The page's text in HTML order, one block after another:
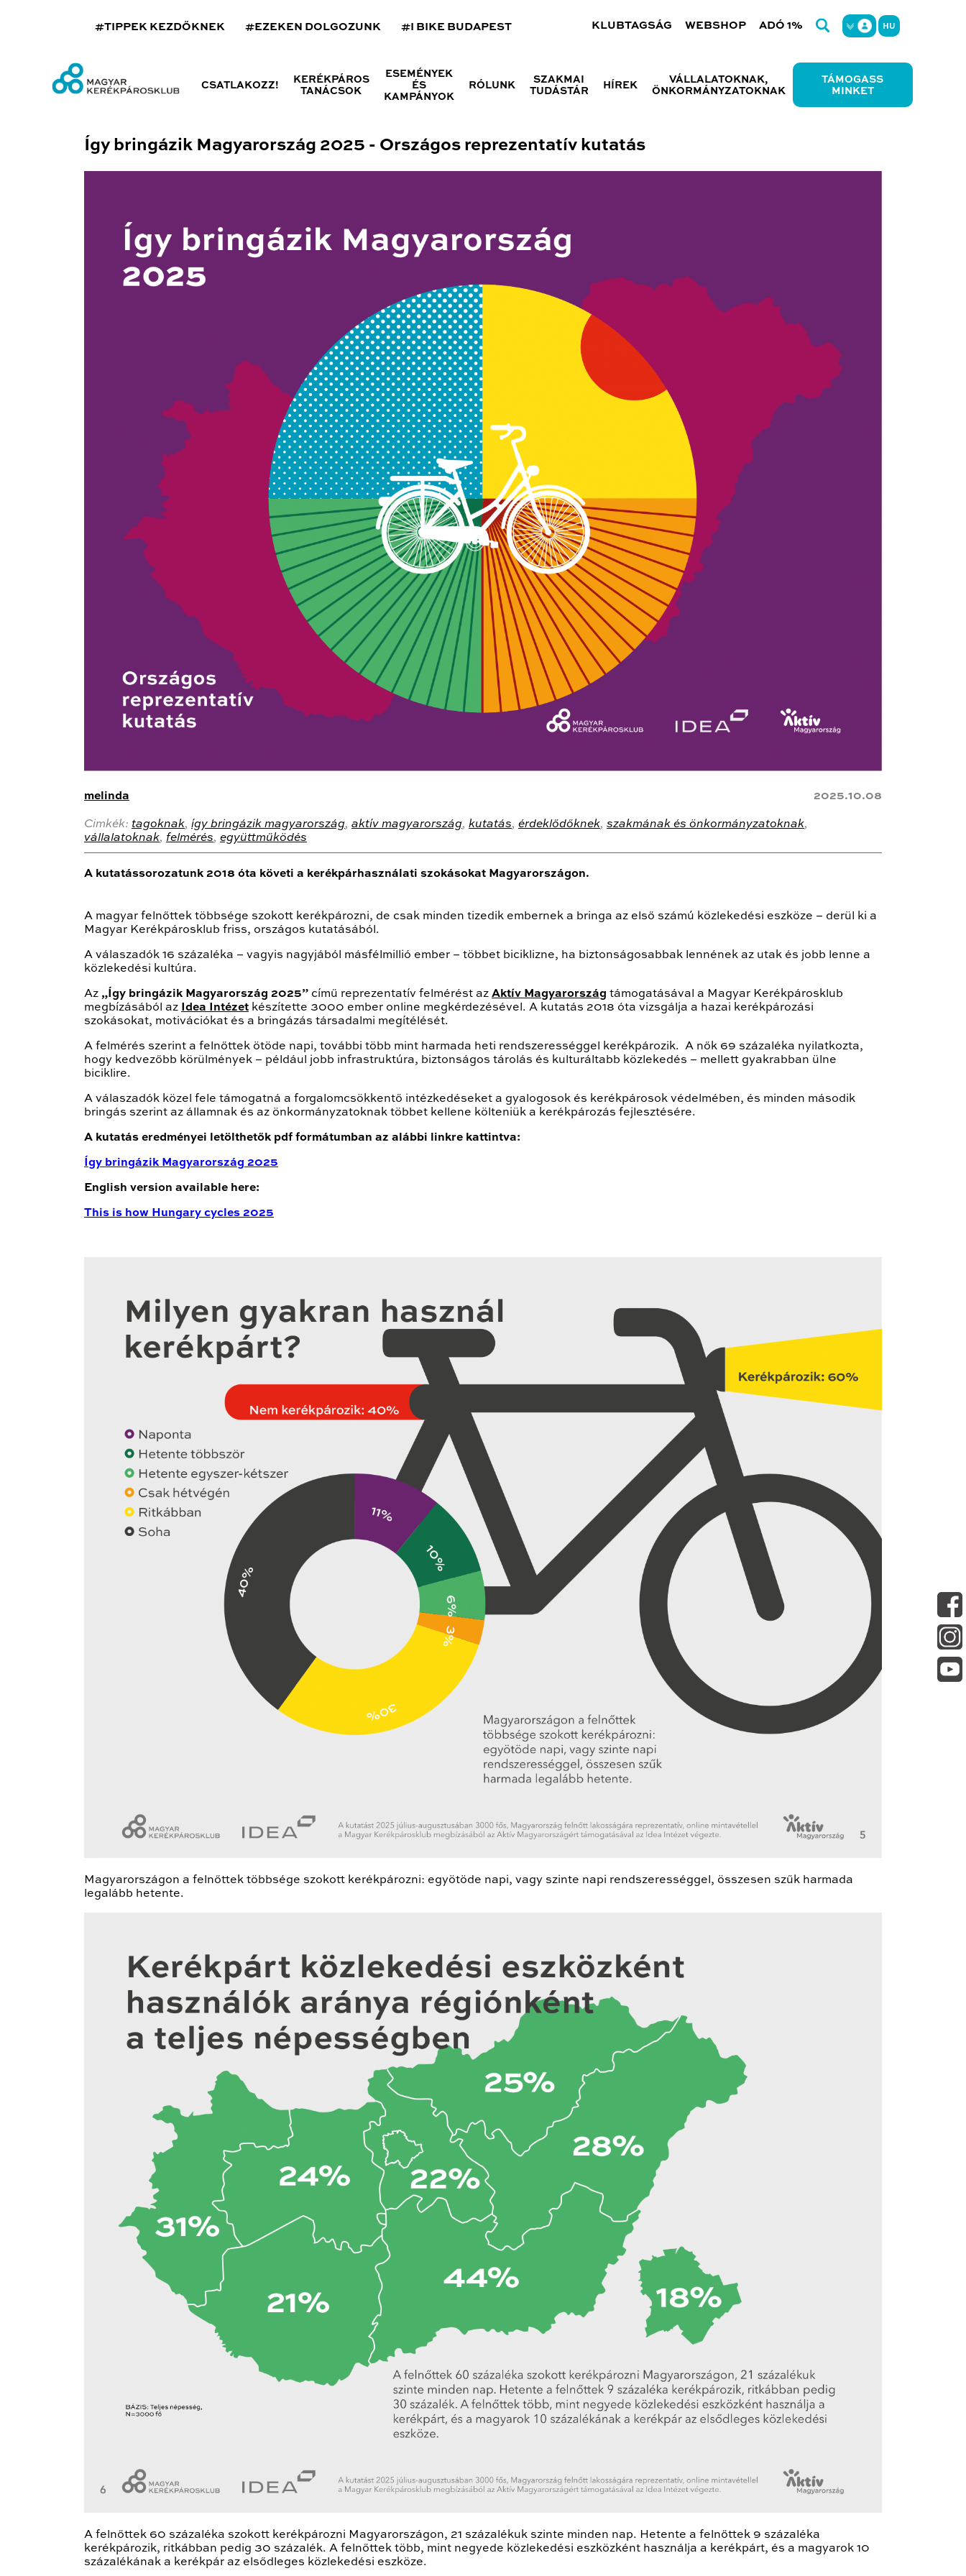
#TIPPEK KEZDŐKNEK #EZEKEN DOLGOZUNK #I BIKE BUDAPEST KLUBTAGSÁG WEBSHOP ADÓ 1% HU
CSATLAKOZZ!
KERÉKPÁROS
TANÁCSOK
ESEMÉNYEK
ÉS
KAMPÁNYOK
RÓLUNK
SZAKMAI
TUDÁSTÁR
HÍREK
VÁLLALATOKNAK,
ÖNKORMÁNYZATOKNAK
TÁMOGASS
MINKET
Így bringázik Magyarország 2025 - Országos reprezentatív kutatás
melinda 2025.10.08
Cimkék: tagoknak, így bringázik magyarország, aktív magyarország, kutatás, érdeklődőknek, szakmának és önkormányzatoknak,
vállalatoknak, felmérés, együttműködés
A kutatássorozatunk 2018 óta követi a kerékpárhasználati szokásokat Magyarországon.
A magyar felnőttek többsége szokott kerékpározni, de csak minden tizedik embernek a bringa az első számú közlekedési eszköze – derül ki a
Magyar Kerékpárosklub friss, országos kutatásából.
A válaszadók 16 százaléka – vagyis nagyjából másfélmillió ember – többet biciklizne, ha biztonságosabbak lennének az utak és jobb lenne a
közlekedési kultúra.
Az „Így bringázik Magyarország 2025” című reprezentatív felmérést az Aktív Magyarország támogatásával a Magyar Kerékpárosklub
megbízásából az Idea Intézet készítette 3000 ember online megkérdezésével. A kutatás 2018 óta vizsgálja a hazai kerékpározási
szokásokat, motivációkat és a bringázás társadalmi megítélését.
A felmérés szerint a felnőttek ötöde napi, további több mint harmada heti rendszerességgel kerékpározik. A nők 69 százaléka nyilatkozta,
hogy kedvezőbb körülmények – például jobb infrastruktúra, biztonságos tárolás és kulturáltabb közlekedés – mellett gyakrabban ülne
biciklire.
A válaszadók közel fele támogatná a forgalomcsökkentő intézkedéseket a gyalogosok és kerékpárosok védelmében, és minden második
bringás szerint az államnak és az önkormányzatoknak többet kellene költeniük a kerékpározás fejlesztésére.
A kutatás eredményei letölthetők pdf formátumban az alábbi linkre kattintva:
Így bringázik Magyarország 2025
English version available here:
This is how Hungary cycles 2025
Magyarországon a felnőttek többsége szokott kerékpározni: egyötöde napi, vagy szinte napi rendszerességgel, összesen szűk harmada
legalább hetente.
A felnőttek 60 százaléka szokott kerékpározni Magyarországon, 21 százalékuk szinte minden nap. Hetente a felnőttek 9 százaléka
kerékpározik, ritkábban pedig 30 százalék. A felnőttek több, mint negyede közlekedési eszközként használja a kerékpárt, és a magyarok 10
százalékának a kerékpár az elsődleges közlekedési eszköze.